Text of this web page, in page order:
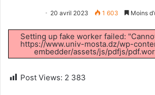
20 avril 2023 1 603 Moins
Setting up fake worker failed:
https://www.univ-mosta.dz/wp-
embedder/assets/js/pdfjs/
Post Views: 2 383